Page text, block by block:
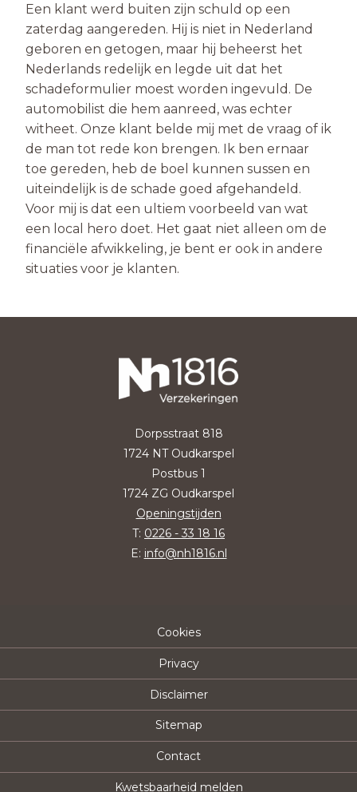
Een klant werd buiten zijn schuld op een
zaterdag aangereden. Hij is niet in Nederland
geboren en getogen, maar hij beheerst het
Nederlands redelijk en legde uit dat het
schadeformulier moest worden ingevuld. De
automobilist die hem aanreed, was echter
witheet. Onze klant belde mij met de vraag of ik
de man tot rede kon brengen. Ik ben ernaar
toe gereden, heb de boel kunnen sussen en
uiteindelijk is de schade goed afgehandeld.
Voor mij is dat een ultiem voorbeeld van wat
een local hero doet. Het gaat niet alleen om de
financiële afwikkeling, je bent er ook in andere
situaties voor je klanten.
Dorpsstraat 818
1724 NT Oudkarspel
Postbus 1
1724 ZG Oudkarspel
Openingstijden
T: 0226 - 33 18 16
E: info@nh1816.nl
Cookies
Privacy
Disclaimer
Sitemap
Contact
Kwetsbaarheid melden